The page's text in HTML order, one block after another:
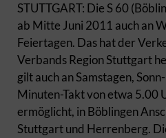
STUTTGART: Die S 60
ab Mitte Juni 2011 auch an
Feiertagen. Das hat der
Verbands Region Stuttgart
gilt auch an Samstagen,
Minuten-Takt von etwa 5.00
ermöglicht, in Böblingen
Stuttgart und Herrenberg.